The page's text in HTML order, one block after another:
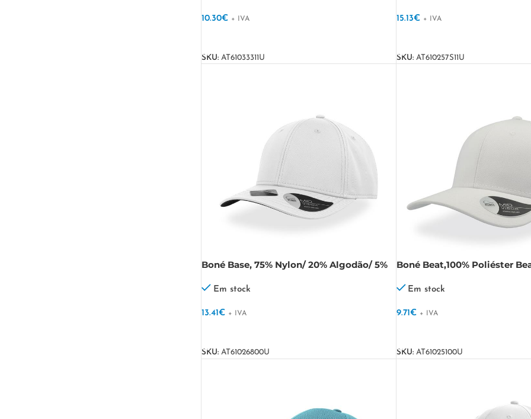
10.30€ + IVA
SKU: AT61033311U
15.13€ + IVA
SKU: AT610257S11U
Boné Base, 75% Nylon/ 20% Algodão/ 5%
Em stock
13.41€ + IVA
SKU: AT61026800U
Boné Beat,100% Poliéster
Em stock
9.71€ + IVA
SKU: AT61025100U